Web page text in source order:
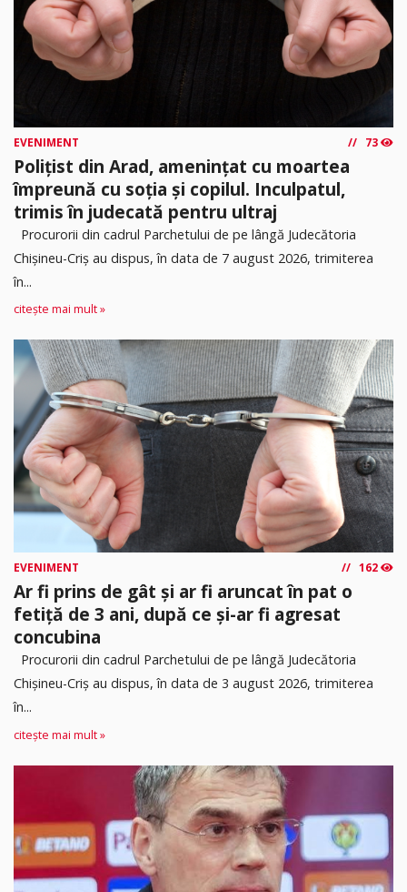
EVENIMENT 73
Polițist din Arad, amenințat cu moartea
împreună cu soția și copilul. Inculpatul,
trimis în judecată pentru ultraj
Procurorii din cadrul Parchetului de pe lângă Judecătoria
Chișineu-Criș au dispus, în data de 7 august 2026, trimiterea
în...
citește mai mult »
EVENIMENT 162
Ar fi prins de gât și ar fi aruncat în pat o
fetiță de 3 ani, după ce și-ar fi agresat
concubina
Procurorii din cadrul Parchetului de pe lângă Judecătoria
Chișineu-Criș au dispus, în data de 3 august 2026, trimiterea
în...
citește mai mult »